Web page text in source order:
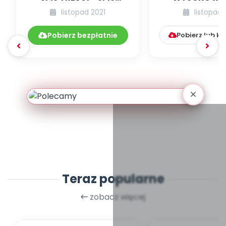
POMOCY
DYDAKTYCZNYCH
11.242/2021
listopad 2021
Pobierz bezpłatnie
dzieci
listopad
Pobierz lub
Teraz popularne
zobacz więcej